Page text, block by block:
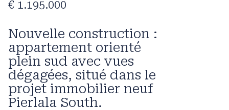
Nouvelle construction :
appartement orienté
plein sud avec vues
dégagées, situé dans le
projet immobilier neuf
Pierlala South.
€ 1.195.000